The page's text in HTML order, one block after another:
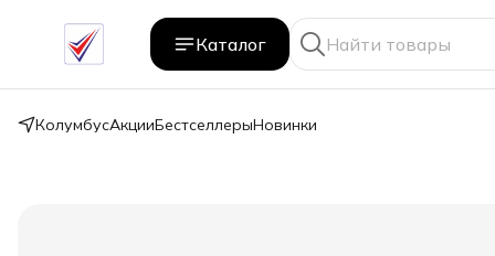
Каталог
КолумбусАкцииБестселлерыНовинки